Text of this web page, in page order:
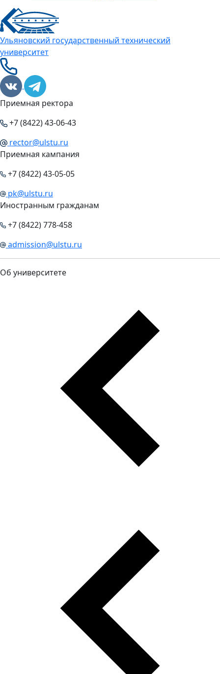
Ульяновский государственный технический
университет
Приемная ректора
+7 (8422) 43-06-43
rector@ulstu.ru
Приемная кампания
+7 (8422) 43-05-05
pk@ulstu.ru
Иностранным гражданам
+7 (8422) 778-458
admission@ulstu.ru
Об университете